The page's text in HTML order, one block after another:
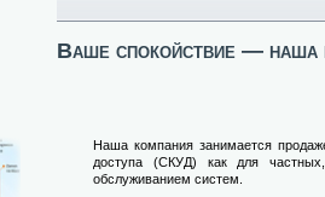
Ваше спокойствие — наша
Наша компания занимается
доступа (СКУД) как для
обслуживанием систем.